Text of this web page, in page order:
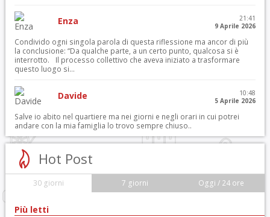
Enza
21:41
9 Aprile 2026
Condivido ogni singola parola di questa riflessione ma ancor di più
la conclusione: “Da qualche parte, a un certo punto, qualcosa si è
interrotto. Il processo collettivo che aveva iniziato a trasformare
questo luogo si...
Davide
10:48
5 Aprile 2026
Salve io abito nel quartiere ma nei giorni e negli orari in cui potrei
andare con la mia famiglia lo trovo sempre chiuso..
Hot Post
30 giorni 7 giorni Oggi / 24 ore
Più letti